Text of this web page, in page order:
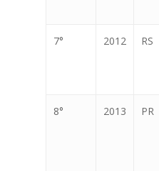
7° 2012 RS
8° 2013 PR